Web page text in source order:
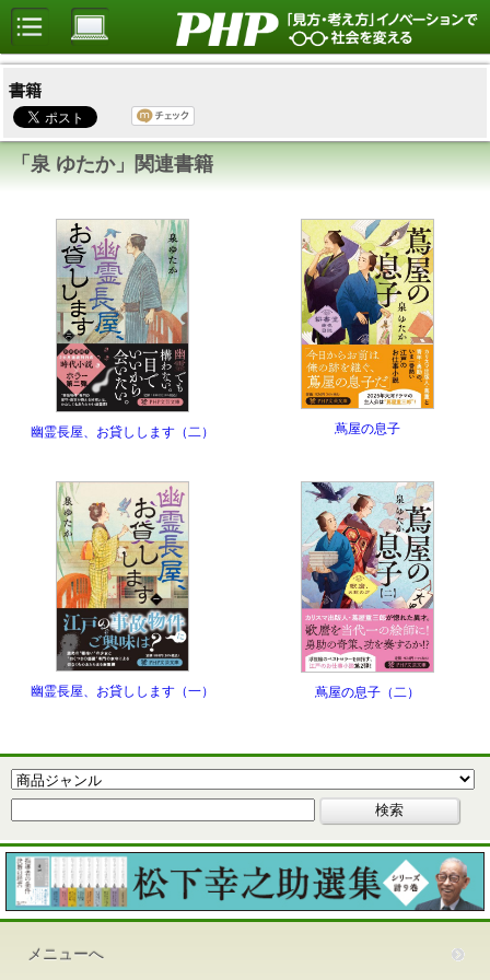
書籍
「泉 ゆたか」関連書籍
幽霊長屋、お貸しします（二） 蔦屋の息子
幽霊長屋、お貸しします（一） 蔦屋の息子（二）
メニューへ